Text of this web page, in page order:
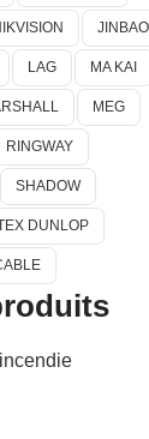
JINBAO
LAG MA KAI
MEG
RINGWAY
SHADOW
DUNLOP